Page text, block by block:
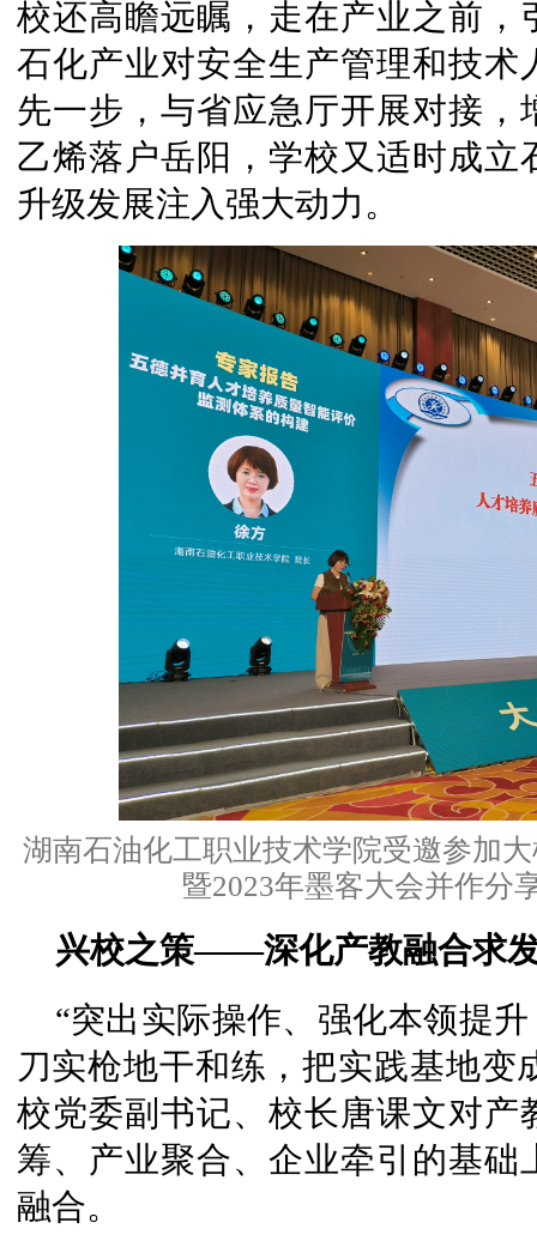
校还高瞻远瞩，走在产业之前
石化产业对安全生产管理和技
先一步，与省应急厅开展对接
乙烯落户岳阳，学校又适时成
升级发展注入强大动力。
湖南石油化工职业技术学院受邀参加
暨2023年墨客大会并作分
兴校之策——深化产教融合求
“突出实际操作、强化本领提
刀实枪地干和练，把实践基地变
校党委副书记、校长唐课文对
筹、产业聚合、企业牵引的基
融合。